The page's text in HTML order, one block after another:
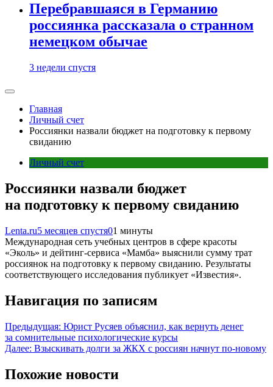
Перебравшаяся в Германию
россиянка рассказала о странном
немецком обычае
3 недели спустя
Главная
Личный счет
Россиянки назвали бюджет на подготовку к первому
свиданию
Личный счет
Россиянки назвали бюджет
на подготовку к первому свиданию
Lenta.ru5 месяцев спустя01 минуты
Международная сеть учебных центров в сфере красоты
«Эколь» и дейтинг-сервиса «Мамба» выяснили сумму трат
россиянок на подготовку к первому свиданию. Результаты
соответствующего исследования публикует «Известия».
Навигация по записям
Предыдущая: Юрист Русяев объяснил, как вернуть денег
за сомнительные психологические курсы
Далее: Взыскивать долги за ЖКХ с россиян начнут по-новому
Похожие новости